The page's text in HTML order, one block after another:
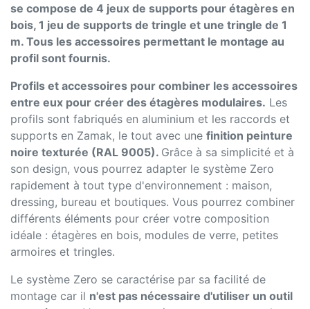
se compose de 4 jeux de supports pour étagères en
bois, 1 jeu de supports de tringle et une tringle de 1
m. Tous les accessoires permettant le montage au
profil sont fournis.
Profils et accessoires pour combiner les accessoires
entre eux pour créer des étagères modulaires. Les
profils sont fabriqués en aluminium et les raccords et
supports en Zamak, le tout avec une finition peinture
noire texturée (RAL 9005). Grâce à sa simplicité et à
son design, vous pourrez adapter le système Zero
rapidement à tout type d'environnement : maison,
dressing, bureau et boutiques. Vous pourrez combiner
différents éléments pour créer votre composition
idéale : étagères en bois, modules de verre, petites
armoires et tringles.
Le système Zero se caractérise par sa facilité de
montage car il n'est pas nécessaire d'utiliser un outil